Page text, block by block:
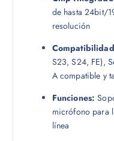
de hasta 24bit/
resolución
S23, S24, FE),
A compatible y
Funciones:
micrófono para
línea